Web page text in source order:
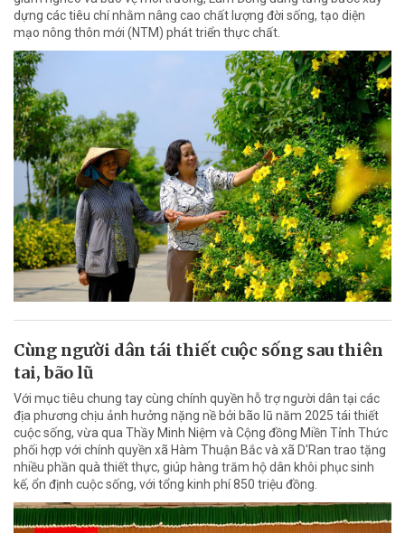
dựng các tiêu chí nhằm nâng cao chất lượng đời sống, tạo diện
mạo nông thôn mới (NTM) phát triển thực chất.
Cùng người dân tái thiết cuộc sống sau thiên
tai, bão lũ
Với mục tiêu chung tay cùng chính quyền hỗ trợ người dân tại các
địa phương chịu ảnh hưởng nặng nề bởi bão lũ năm 2025 tái thiết
cuộc sống, vừa qua Thầy Minh Niệm và Cộng đồng Miền Tỉnh Thức
phối hợp với chính quyền xã Hàm Thuận Bắc và xã D'Ran trao tặng
nhiều phần quà thiết thực, giúp hàng trăm hộ dân khôi phục sinh
kế, ổn định cuộc sống, với tổng kinh phí 850 triệu đồng.